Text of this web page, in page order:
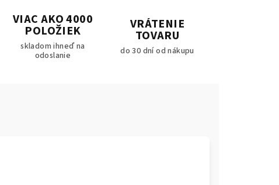
VIAC AKO 4000
POLOŽIEK
skladom ihneď na
odoslanie
VRÁTENIE
TOVARU
do 30 dní od nákupu